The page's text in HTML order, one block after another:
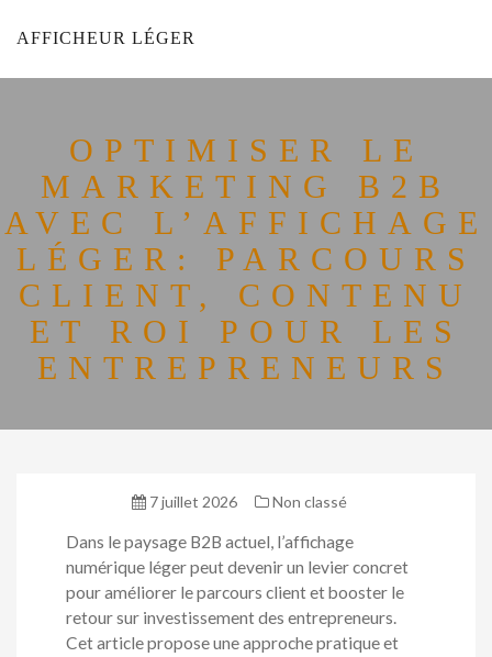
AFFICHEUR LÉGER
OPTIMISER LE
MARKETING B2B
AVEC L’AFFICHAGE
LÉGER: PARCOURS
CLIENT, CONTENU
ET ROI POUR LES
ENTREPRENEURS
7 juillet 2026 Non classé
Dans le paysage B2B actuel, l’affichage
numérique léger peut devenir un levier concret
pour améliorer le parcours client et booster le
retour sur investissement des entrepreneurs.
Cet article propose une approche pratique et